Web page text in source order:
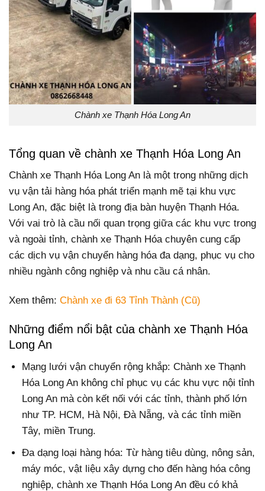
Chành xe Thạnh Hóa Long An
Tổng quan về chành xe Thạnh Hóa Long An
Chành xe Thạnh Hóa Long An là một trong những dịch
vụ vận tải hàng hóa phát triển mạnh mẽ tại khu vực
Long An, đặc biệt là trong địa bàn huyện Thạnh Hóa.
Với vai trò là cầu nối quan trọng giữa các khu vực trong
và ngoài tỉnh, chành xe Thạnh Hóa chuyên cung cấp
các dịch vụ vận chuyển hàng hóa đa dạng, phục vụ cho
nhiều ngành công nghiệp và nhu cầu cá nhân.
Xem thêm: Chành xe đi 63 Tỉnh Thành (Cũ)
Những điểm nổi bật của chành xe Thạnh Hóa
Long An
Mạng lưới vận chuyển rộng khắp: Chành xe Thạnh
Hóa Long An không chỉ phục vụ các khu vực nội tỉnh
Long An mà còn kết nối với các tỉnh, thành phố lớn
như TP. HCM, Hà Nội, Đà Nẵng, và các tỉnh miền
Tây, miền Trung.
Đa dạng loại hàng hóa: Từ hàng tiêu dùng, nông sản,
máy móc, vật liệu xây dựng cho đến hàng hóa công
nghiệp, chành xe Thạnh Hóa Long An đều có khả